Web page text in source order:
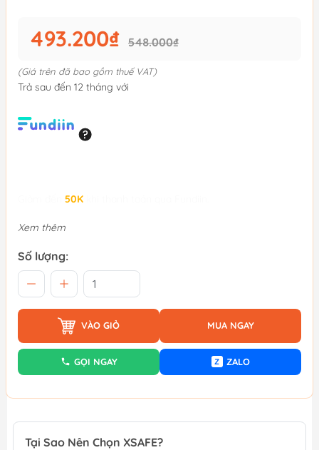
493.200₫ 548.000₫
(Giá trên đã bao gồm thuế VAT)
Trả sau đến 12 tháng với
50K
Xem thêm
Số lượng:
VÀO GIỎ MUA NGAY
GỌI NGAY Z ZALO
Tại Sao Nên Chọn XSAFE?